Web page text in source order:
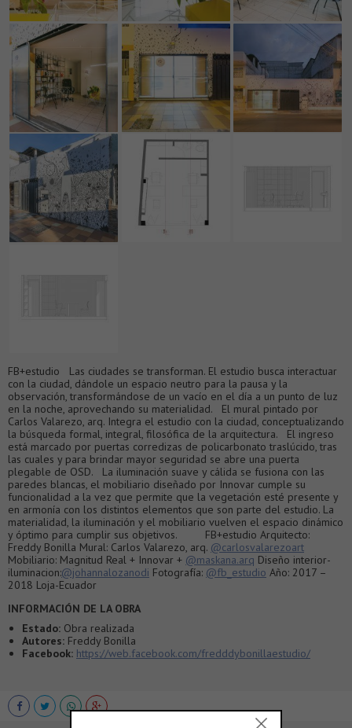
FB+estudio Las ciudades se transforman. El estudio busca interactuar
con la ciudad, dándole un espacio neutro para la pausa y la
observación, transformándose de un vacío en el día a un punto de luz
en la noche, aprovechando su materialidad. El mural pintado por
Carlos Valarezo, arq. Integra el estudio con la ciudad, conceptualizando
la búsqueda formal, integral, filosófica de la arquitectura. El ingreso
está marcado por puertas corredizas de policarbonato traslúcido, tras
las cuales y para brindar mayor seguridad se abre una puerta
plegable de OSD. La iluminación suave y cálida se fusiona con las
paredes blancas, el mobiliario diseñado por Innovar cumple su
funcionalidad a la vez que permite que la vegetación esté presente y
en armonía con los distintos elementos que son parte del estudio. La
materialidad, la iluminación y el mobiliario vuelven el espacio dinámico
y óptimo para cumplir sus objetivos. FB+estudio Arquitecto:
Freddy Bonilla Mural: Carlos Valarezo, arq. @carlosvalarezoart
Mobiliario: Magnitud Real + Innovar + @maskana.arq Diseño interior-
iluminacion:@johannalozanodi Fotografía: @fb_estudio Año: 2017 –
2018 Loja-Ecuador
INFORMACIÓN DE LA OBRA
Estado: Obra realizada
Autores: Freddy Bonilla
Facebook: https://web.facebook.com/fredddybonillaestudio/